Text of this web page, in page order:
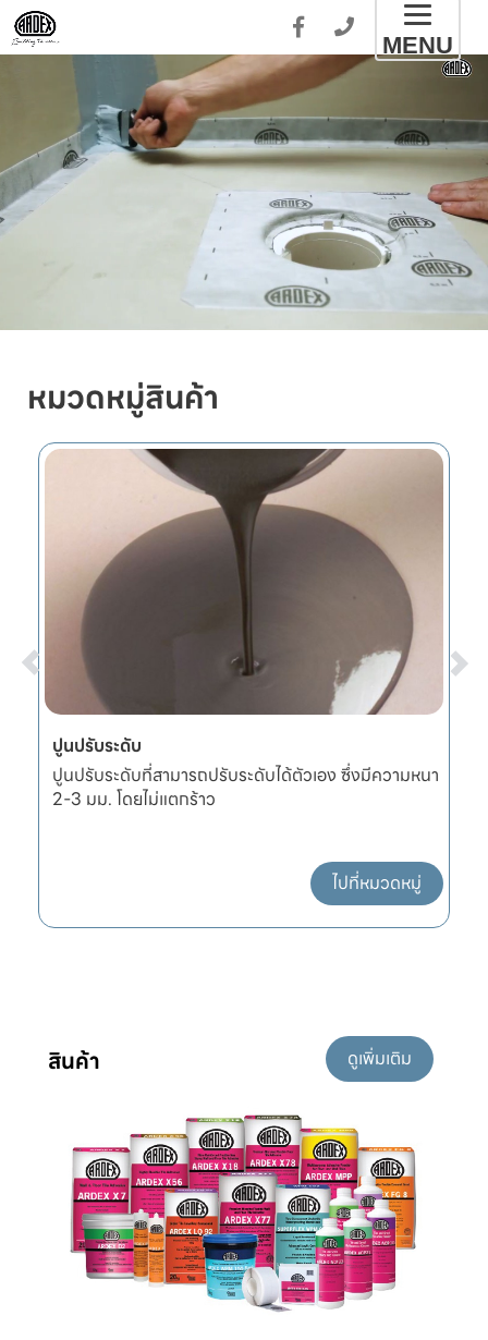
MENU
หมวดหมู่สินค้า
ปูนปรับระดับ
ปูนปรับระดับที่สามารถปรับระดับได้ตัวเอง ซึ่งมีความหนา
2-3 มม. โดยไม่แตกร้าว
ไปที่หมวดหมู่
สินค้า ดูเพิ่มเติม